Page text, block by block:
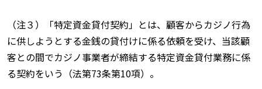
（注３）「特定資金貸付契約」とは、顧客からカジノ行為
に供しようとする金銭の貸付けに係る依頼を受け、当該顧
客との間でカジノ事業者が締結する特定資金貸付業務に係
る契約をいう（法第73条第10項）。